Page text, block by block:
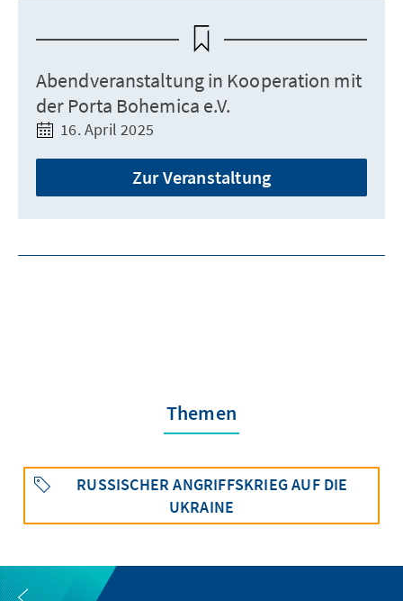
Abendveranstaltung in Kooperation mit
der Porta Bohemica e.V.
16. April 2025
Zur Veranstaltung
Themen
RUSSISCHER ANGRIFFSKRIEG AUF DIE
UKRAINE